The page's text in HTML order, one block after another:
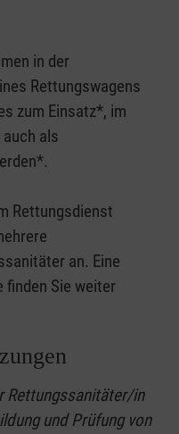
in der
Rettungswagens
zum Einsatz*, im
als
Rettungsdienst
an. Eine
finden Sie weiter
Rettungssanitäter/in
und Prüfung von